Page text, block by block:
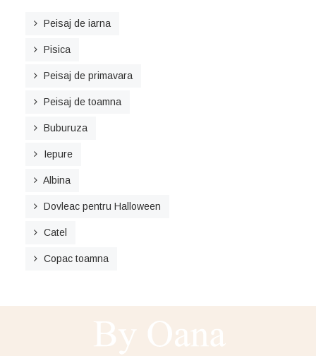
Peisaj de iarna
Pisica
Peisaj de primavara
Peisaj de toamna
Buburuza
Iepure
Albina
Dovleac pentru Halloween
Catel
Copac toamna